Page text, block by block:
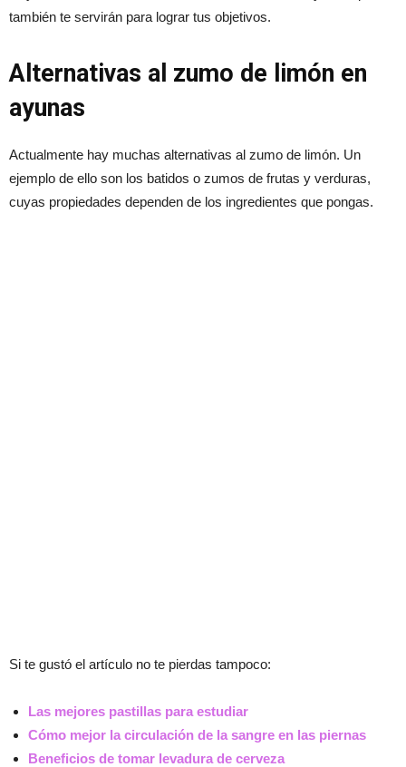
también te servirán para lograr tus objetivos.
Alternativas al zumo de limón en
ayunas
Actualmente hay muchas alternativas al zumo de limón. Un
ejemplo de ello son los batidos o zumos de frutas y verduras,
cuyas propiedades dependen de los ingredientes que pongas.
Si te gustó el artículo no te pierdas tampoco:
Las mejores pastillas para estudiar
Cómo mejor la circulación de la sangre en las piernas
Beneficios de tomar levadura de cerveza